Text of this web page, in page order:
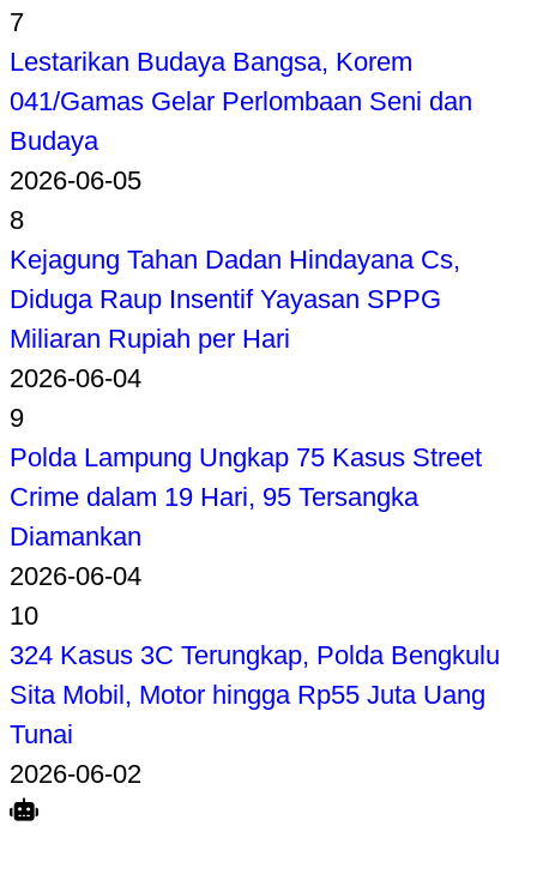
7
Lestarikan Budaya Bangsa, Korem
041/Gamas Gelar Perlombaan Seni dan
Budaya
2026-06-05
8
Kejagung Tahan Dadan Hindayana Cs,
Diduga Raup Insentif Yayasan SPPG
Miliaran Rupiah per Hari
2026-06-04
9
Polda Lampung Ungkap 75 Kasus Street
Crime dalam 19 Hari, 95 Tersangka
Diamankan
2026-06-04
10
324 Kasus 3C Terungkap, Polda Bengkulu
Sita Mobil, Motor hingga Rp55 Juta Uang
Tunai
2026-06-02